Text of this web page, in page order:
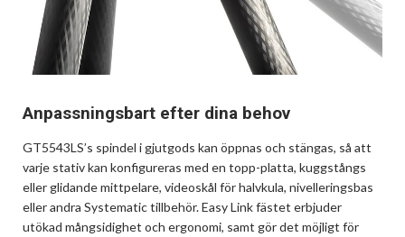
Anpassningsbart efter dina behov
GT5543LS’s spindel i gjutgods kan öppnas och stängas, så att
varje stativ kan konfigureras med en topp-platta, kuggstångs
eller glidande mittpelare, videoskål för halvkula, nivelleringsbas
eller andra Systematic tillbehör. Easy Link fästet erbjuder
utökad mångsidighet och ergonomi, samt gör det möjligt för